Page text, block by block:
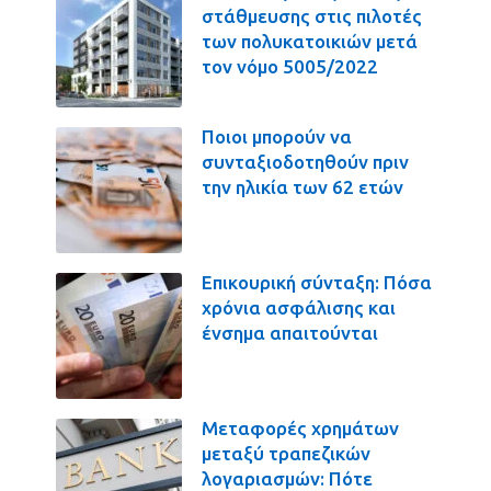
στάθμευσης στις πιλοτές
των πολυκατοικιών μετά
τον νόμο 5005/2022
Ποιοι μπορούν να
συνταξιοδοτηθούν πριν
την ηλικία των 62 ετών
Επικουρική σύνταξη: Πόσα
χρόνια ασφάλισης και
ένσημα απαιτούνται
Μεταφορές χρημάτων
μεταξύ τραπεζικών
λογαριασμών: Πότε